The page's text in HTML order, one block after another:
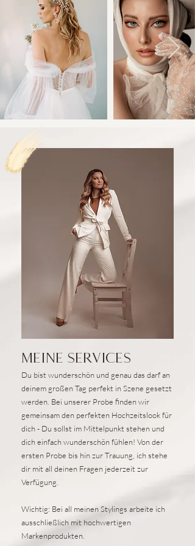
MEINE SERVICES
Du bist wunderschön und genau das darf an
deinem großen Tag perfekt in Szene gesetzt
werden. Bei unserer Probe finden wir
gemeinsam den perfekten Hochzeitslook für
dich - Du sollst im Mittelpunkt stehen und
dich einfach wunderschön fühlen! Von der
ersten Probe bis hin zur Trauung, ich stehe
dir mit all deinen Fragen jederzeit zur
Verfügung.
Wichtig: Bei all meinen Stylings arbeite ich
ausschließlich mit hochwertigen
Markenprodukten.